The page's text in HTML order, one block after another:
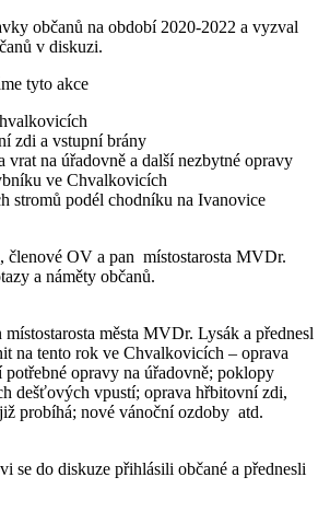
občanů na období 2020-2022 a vyzval
v diskuzi.
tyto akce
zdi a vstupní brány
vrat na úřadovně a další nezbytné opravy
ve Chvalkovicích
stromů podél chodníku na Ivanovice
členové OV a pan místostarosta MVDr.
a náměty občanů.
města MVDr. Lysák a přednesl
na tento rok ve Chvalkovicích – oprava
potřebné opravy na úřadovně; poklopy
dešťových vpustí; oprava hřbitovní zdi,
probíhá; nové vánoční ozdoby atd.
se do diskuze přihlásili občané a přednesli